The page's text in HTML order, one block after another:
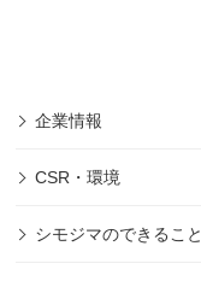
企業情報
CSR・環境
シモジマのできること